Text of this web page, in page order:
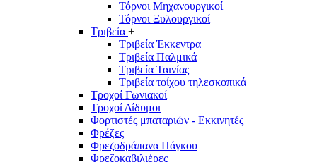
Τόρνοι Μηχανουργικοί
Τόρνοι Ξυλουργικοί
Τριβεία +
Τριβεία Έκκεντρα
Τριβεία Παλμικά
Τριβεία Ταινίας
Τριβεία τοίχου τηλεσκοπικά
Τροχοί Γωνιακοί
Τροχοί Δίδυμοι
Φορτιστές μπαταριών - Εκκινητές
Φρέζες
Φρεζοδράπανα Πάγκου
Φρεζοκαβιλιέρες